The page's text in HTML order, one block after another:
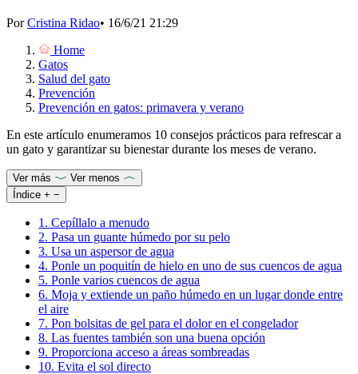
PorCristina Ridao• 16/6/21 21:29
Home
Gatos
Salud del gato
Prevención
Prevención en gatos: primavera y verano
En este artículo enumeramos 10 consejos prácticos para refrescar a
un gato y garantizar su bienestar durante los meses de verano.
Ver más
Ver menos
Índice + −
1. Cepíllalo a menudo
2. Pasa un guante húmedo por su pelo
3. Usa un aspersor de agua
4. Ponle un poquitín de hielo en uno de sus cuencos de agua
5. Ponle varios cuencos de agua
6. Moja y extiende un paño húmedo en un lugar donde entre
el aire
7. Pon bolsitas de gel para el dolor en el congelador
8. Las fuentes también son una buena opción
9. Proporciona acceso a áreas sombreadas
10. Evita el sol directo